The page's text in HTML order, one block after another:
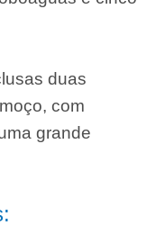
duas
com
grande